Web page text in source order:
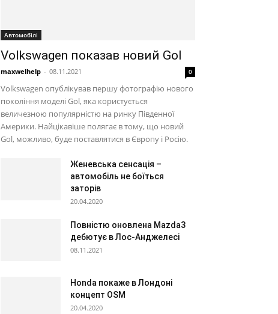
Автомобілі
Volkswagen показав новий Gol
maxwelhelp - 08.11.2021 0
Volkswagen опублікував першу фотографію нового
покоління моделі Gol, яка користується
величезною популярністю на ринку Південної
Америки. Найцікавіше полягає в тому, що новий
Gol, можливо, буде поставлятися в Європу і Росію.
Женевська сенсація –
автомобіль не боїться
заторів
20.04.2020
Повністю оновлена Mazda3
дебютує в Лос-Анджелесі
08.11.2021
Honda покаже в Лондоні
концепт OSM
20.04.2020